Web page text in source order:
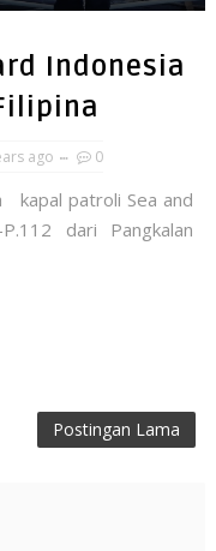
Indonesia
ago 0
patroli Sea and
dari Pangkalan
Postingan Lama